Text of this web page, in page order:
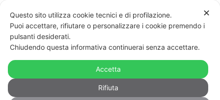
ARCHIVIO
Archivio Mensile per: "Ottobre, 2019"
✕
Questo sito utilizza cookie tecnici e di profilazione.
Puoi accettare, rifiutare o personalizzare i cookie premendo i
pulsanti desiderati.
Chiudendo questa informativa continuerai senza accettare.
Accetta
Rifiuta